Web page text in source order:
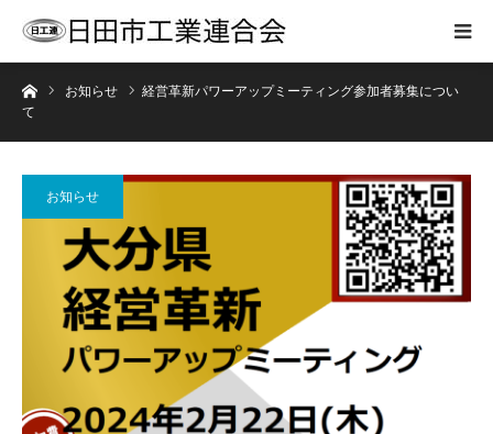
ホームお知らせ
経営革新パワーアップミーティング参加者募集につい
て
お知らせ